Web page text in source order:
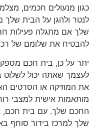
כגון מנעולים חכמים,
לנטר ולהגן על הבית שלך
שלך אם מתגלה פעילות
להבטיח את שלומם של
יתר על כן, בית חכם
לעצמך שאתה יכול לשלוט
את המוזיקה או הסרטים
מותאמות אישית למצבי
החכם שלך. עם בית חכם,
שלך למרכז בידור סוחף